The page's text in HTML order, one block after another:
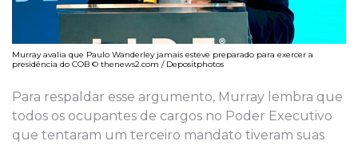
Murray avalia que Paulo Wanderley jamais esteve preparado para exercer a
presidência do COB © thenews2.com / Depositphotos
Para respaldar esse argumento, Murray lembra que
todos os ocupantes de cargos no Poder Executivo
que tentaram um terceiro mandato tiveram suas